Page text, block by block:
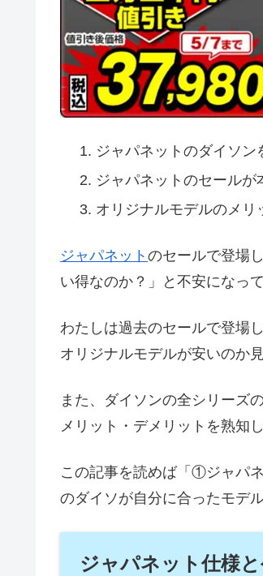
ジャパネットのダイソン
ジャパネットのセール
オリジナルモデルのメ
ジャパネット のセールで登場
い得なのか？」と不安になっ
わたしは過去のセールで登場
オリジナルモデルが安いのか
また、ダイソンの全シリーズ
メリット・デメリットを熟知
この記事を読めば「①ジャパ
のダイソが自分に合ったモデ
ジャパネット仕様